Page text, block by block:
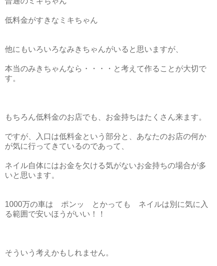
低料金がすきなミキちゃん
他にもいろいろなみきちゃんがいると思いますが、
本当のみきちゃんなら・・・・と考えて作ることが大切で
す。
もちろん低料金のお店でも、お金持ちはたくさん来ます。
ですが、入口は低料金という部分と、あなたのお店の何か
が気に行ってきているのであって、
ネイル自体にはお金を欠ける気がないお金持ちの場合が多
いと思います。
1000万の車は ポンッ とかっても ネイルは別に気に入
る範囲で安いほうがいい！！
そういう考えかもしれません。